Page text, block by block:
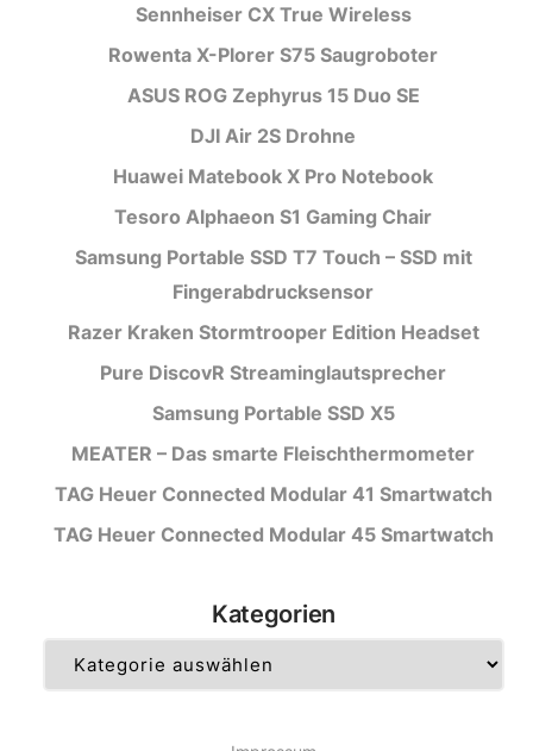
Sennheiser CX True Wireless
Rowenta X-Plorer S75 Saugroboter
ASUS ROG Zephyrus 15 Duo SE
DJI Air 2S Drohne
Huawei Matebook X Pro Notebook
Tesoro Alphaeon S1 Gaming Chair
Samsung Portable SSD T7 Touch – SSD mit
Fingerabdrucksensor
Razer Kraken Stormtrooper Edition Headset
Pure DiscovR Streaminglautsprecher
Samsung Portable SSD X5
MEATER – Das smarte Fleischthermometer
TAG Heuer Connected Modular 41 Smartwatch
TAG Heuer Connected Modular 45 Smartwatch
Kategorien